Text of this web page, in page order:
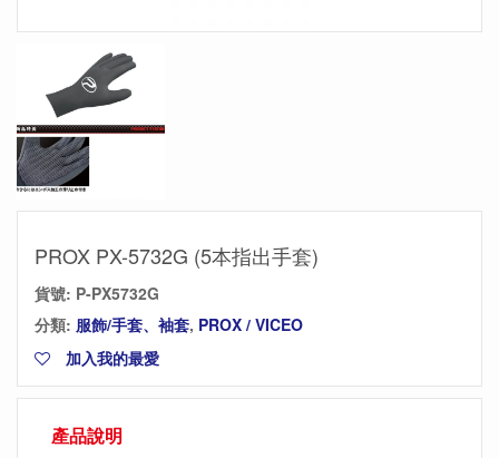
PROX PX-5732G (5本指出手套)
貨號: P-PX5732G
分類: 服飾/手套、袖套, PROX / VICEO
加入我的最愛
產品說明